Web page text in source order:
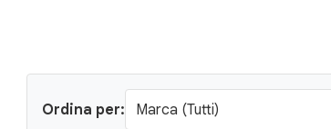
Ordina per: